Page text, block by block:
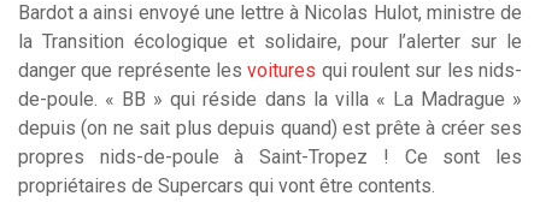
Bardot a ainsi envoyé une lettre à Nicolas Hulot, ministre de
la Transition écologique et solidaire, pour l’alerter sur le
danger que représente lesvoitures qui roulent sur les nids-
de-poule. « BB » qui réside dans la villa « La Madrague »
depuis (on ne sait plus depuis quand) est prête à créer ses
propres nids-de-poule à Saint-Tropez ! Ce sont les
propriétaires de Supercars qui vont être contents.